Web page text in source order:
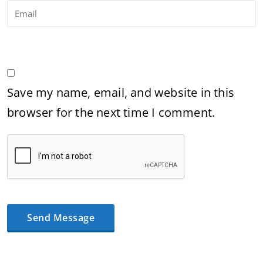
Save my name, email, and website in this
browser for the next time I comment.